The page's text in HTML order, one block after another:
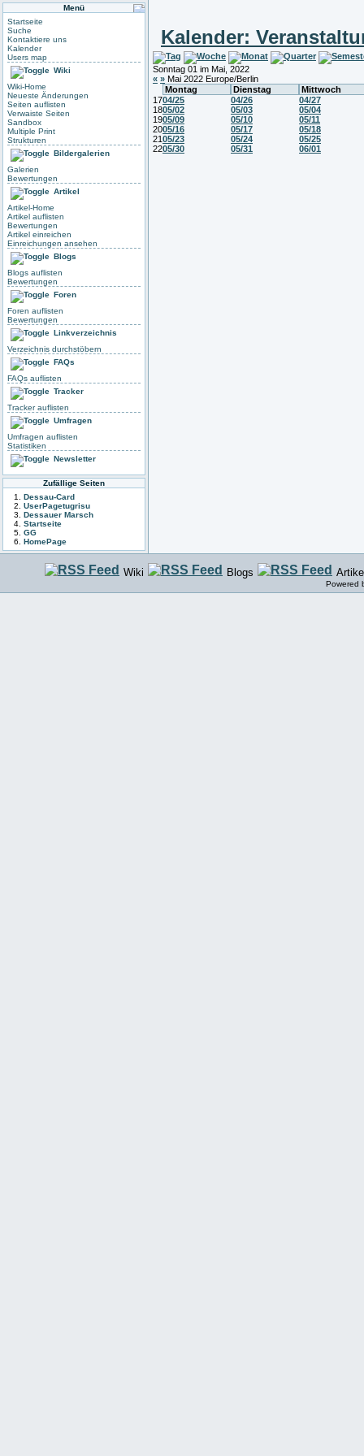
Menü
Startseite
Suche
Kontaktiere uns
Kalender
Users map
Wiki
Wiki-Home
Neueste Änderungen
Seiten auflisten
Verwaiste Seiten
Sandbox
Multiple Print
Strukturen
Bildergalerien
Galerien
Bewertungen
Artikel
Artikel-Home
Artikel auflisten
Bewertungen
Artikel einreichen
Einreichungen ansehen
Blogs
Blogs auflisten
Bewertungen
Foren
Foren auflisten
Bewertungen
Linkverzeichnis
Verzeichnis durchstöbern
FAQs
FAQs auflisten
Tracker
Tracker auflisten
Umfragen
Umfragen auflisten
Statistiken
Newsletter
Zufällige Seiten
Dessau-Card
UserPagetugrisu
Dessauer Marsch
Startseite
GG
HomePage
Kalender:
Sonntag 01 im Mai, 2022
« » Mai 2022 Europe/Berlin
Montag
Dienstag
Mittwoch
1704/25 04/26
04/27
1805/02 05/03
05/04
1905/09 05/10
05/11
2005/16 05/17
05/18
2105/23 05/24
05/25
2205/30 05/31 06/01
Wiki Blogs
Powered